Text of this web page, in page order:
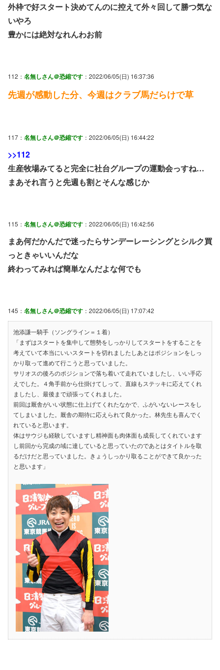
外枠で好スタート決めてんのに控えて外々回して勝つ気な
いやろ
豊かには絶対なれんわお前
112： 名無しさん＠恐縮です ：2022/06/05(日) 16:37:36
先週が感動した分、今週はクラブ馬だらけで草
117： 名無しさん＠恐縮です ：2022/06/05(日) 16:44:22
>>112
生産牧場みてると完全に社台グループの運動会っすね…
まあそれ言うと先週も割とそんな感じか
115： 名無しさん＠恐縮です ：2022/06/05(日) 16:42:56
まあ何だかんだで迷ったらサンデーレーシングとシルク買
っときゃいいんだな
終わってみれば簡単なんだよな何でも
145： 名無しさん＠恐縮です ：2022/06/05(日) 17:07:42
池添謙一騎手（ソングライン＝１着）
「まずはスタートを集中して態勢をしっかりしてスタートをすることを
考えていて本当にいいスタートを切れましたしあとはポジションをしっ
かり取って進めて行こうと思っていました。
サリオスの後ろのポジションで落ち着いて走れていましたし、いい手応
えでした。４角手前から仕掛けてしって、直線もステッキに応えてくれ
ましたし、最後まで頑張ってくれました。
前回は厩舎がいい状態に仕上げてくれたなかで、ふがいないレースをし
てしまいました。厩舎の期待に応えられて良かった。林先生も喜んでく
れていると思います。
体はサウジも経験していますし精神面も肉体面も成長してくれています
し前回から完成の域に達していると思っていたのであとはタイトルを取
るだけだと思っていました。きょうしっかり取ることができて良かった
と思います」